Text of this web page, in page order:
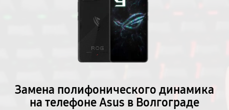
Замена полифонического динамика
на телефоне Asus в Волгограде